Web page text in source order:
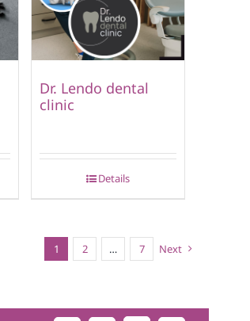
Dr. Lendo dental
clinic
Details
1 2 … 7 Next